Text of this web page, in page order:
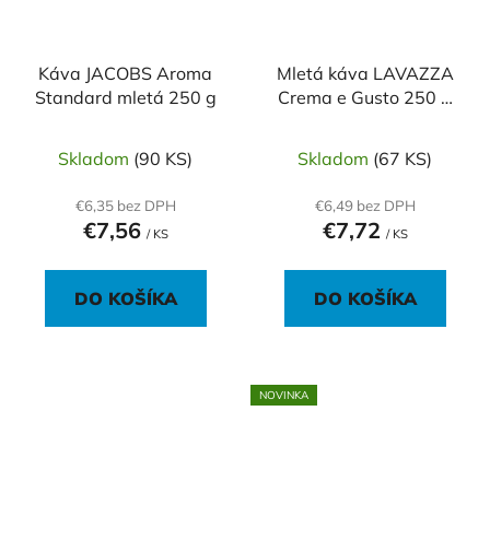
Káva JACOBS Aroma
Standard mletá 250 g
Skladom (90 KS)
€6,35 bez DPH
€7,56 / KS
DO KOŠÍKA
Mletá káva LAVAZZA
Crema e Gusto 250 g
Skladom (67 KS)
€6,49 bez DPH
€7,72 / KS
DO KOŠÍKA
NOVINKA